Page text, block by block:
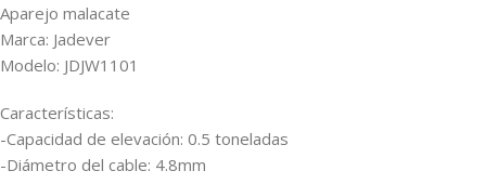
Aparejo malacate
Marca: Jadever
Modelo: JDJW1101
Características:
-Capacidad de elevación: 0.5 toneladas
-Diámetro del cable: 4.8mm